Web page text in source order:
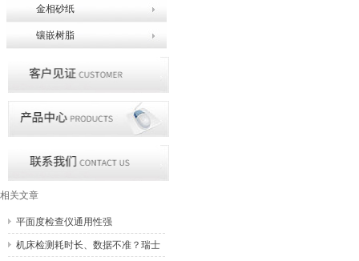
金相砂纸
镶嵌树脂
相关文章
平面度检查仪通用性强
机床检测耗时长、数据不准？瑞士